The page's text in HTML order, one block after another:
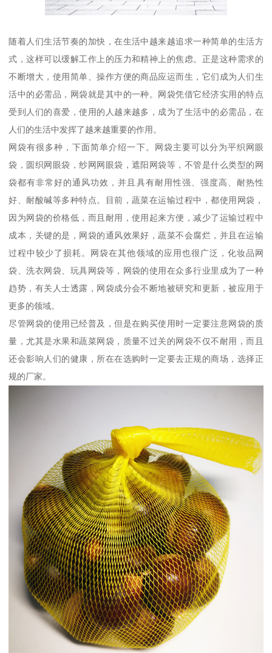
随着人们生活节奏的加快，在生活中越来越追求一种简单的生活方
式，这样可以缓解工作上的压力和精神上的焦虑。正是这种需求的
不断增大，使用简单、操作方便的商品应运而生，它们成为人们生
活中的必需品，网袋就是其中的一种。网袋凭借它经济实用的特点
受到人们的喜爱，使用的人越来越多，成为了生活中的必需品，在
人们的生活中发挥了越来越重要的作用。
网袋有很多种，下面简单介绍一下。网袋主要可以分为平织网眼
袋，圆织网眼袋，纱网网眼袋，遮阳网袋等，不管是什么类型的网
袋都有非常好的通风功效，并且具有耐用性强、强度高、耐热性
好、耐酸碱等多种特点。目前，蔬菜在运输过程中，都使用网袋，
因为网袋的价格低，而且耐用，使用起来方便，减少了运输过程中
成本，关键的是，网袋的通风效果好，蔬菜不会腐烂，并且在运输
过程中较少了损耗。网袋在其他领域的应用也很广泛，化妆品网
袋、洗衣网袋、玩具网袋等，网袋的使用在众多行业里成为了一种
趋势，有关人士透露，网袋成分会不断地被研究和更新，被应用于
更多的领域。
尽管网袋的使用已经普及，但是在购买使用时一定要注意网袋的质
量，尤其是水果和蔬菜网袋，质量不过关的网袋不仅不耐用，而且
还会影响人们的健康，所在在选购时一定要去正规的商场，选择正
规的厂家。